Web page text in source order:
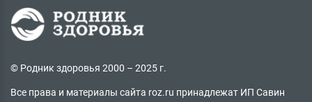
© Родник здоровья 2000 – 2025 г.
Все права и материалы сайта roz.ru принадлежат ИП Савин